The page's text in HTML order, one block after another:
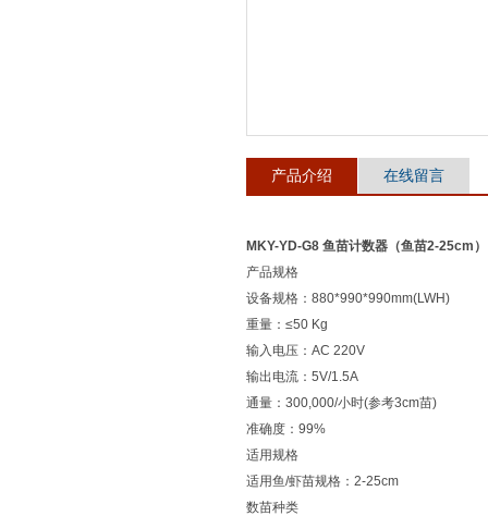
产品介绍 在线留言
MKY-YD-G8 鱼苗计数器（鱼苗2-25cm）
产品规格
设备规格：880*990*990mm(LWH)
重量：≤50 Kg
输入电压：AC 220V
输出电流：5V/1.5A
通量：300,000/小时(参考3cm苗)
准确度：99%
适用规格
适用鱼/虾苗规格：2-25cm
数苗种类